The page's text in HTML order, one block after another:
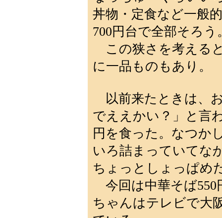
丼物・定食など一般
700円台で全部そろう
この狭さを考える
に一品ものもあり。
以前来たときは、
でええかい？」と言
円を食った。なつか
いろ詰まっていてな
ちょっとしょっぱめ
今回は中華そば550
ちゃんはテレビで大